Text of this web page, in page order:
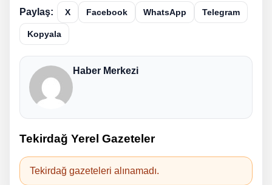
Paylaş: X Facebook WhatsApp Telegram
Kopyala
Haber Merkezi
Tekirdağ Yerel Gazeteler
Tekirdağ gazeteleri alınamadı.